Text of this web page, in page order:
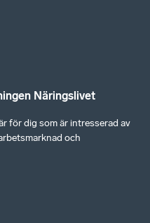
Näringslivet
för dig som är intresserad av
och